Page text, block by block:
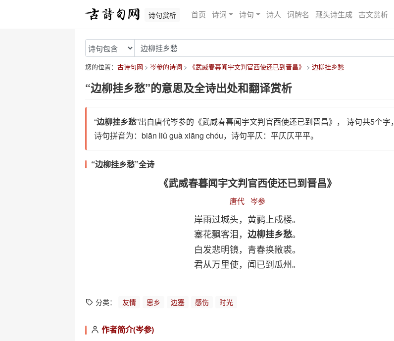
诗句赏析 首页 诗词 诗句 诗人 词牌名 藏头诗生成 古文赏析
您的位置： 古诗句网 岑参的诗词 《武威春暮闻宇文判官西使还已到晋昌》 边柳挂乡愁
“边柳挂乡愁”的意思及全诗出处和翻译赏析
“边柳挂乡愁”出自唐代岑参的《武威春暮闻宇文判官西使还已到晋昌》， 诗句共5个字，
诗句拼音为：biān liǔ guà xiāng chóu，诗句平仄：平仄仄平平。
“边柳挂乡愁”全诗
《武威春暮闻宇文判官西使还已到晋昌》
唐代 岑参
岸雨过城头，黄鹂上戍楼。
塞花飘客泪，边柳挂乡愁。
白发悲明镜，青春换敝裘。
君从万里使，闻已到瓜州。
分类： 友情 思乡 边塞 感伤 时光
作者简介(岑参)